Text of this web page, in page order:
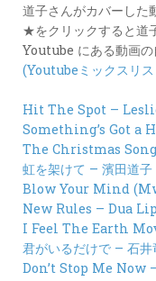
LINK
道子さんがカバーした
★をクリックすると道
Youtube にある動画の
(Youtubeミックスリ
Hit The Spot –
Something’s Got a
The Christmas
虹を架けて – 濱田
Blow Your Mind
New Rules – Dua
I Feel The Earth
君がいるだけで – 石
Don’t Stop Me Now